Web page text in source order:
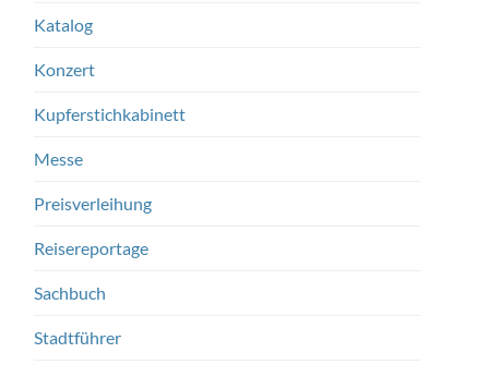
Katalog
Konzert
Kupferstichkabinett
Messe
Preisverleihung
Reisereportage
Sachbuch
Stadtführer